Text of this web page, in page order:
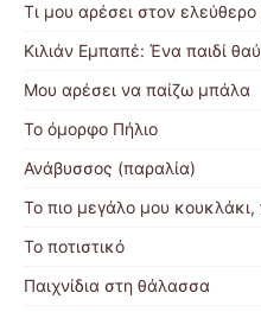
Τι μου αρέσει στον
Κιλιάν Εμπαπέ: Ένα παιδί
Μου αρέσει να παίζω μπάλα
Το όμορφο Πήλιο
Ανάβυσσος (παραλία)
Το πιο μεγάλο μου
Το ποτιστικό
Παιχνίδια στη θάλασσα